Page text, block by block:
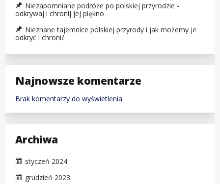
Niezapomniane podróże po polskiej przyrodzie -
odkrywaj i chronij jej piękno
Nieznane tajemnice polskiej przyrody i jak możemy je
odkryć i chronić
Najnowsze komentarze
Brak komentarzy do wyświetlenia.
Archiwa
styczeń 2024
grudzień 2023